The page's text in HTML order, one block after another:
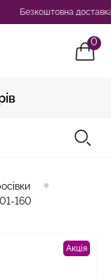
Безкоштовна доставка по
0
160
Акція